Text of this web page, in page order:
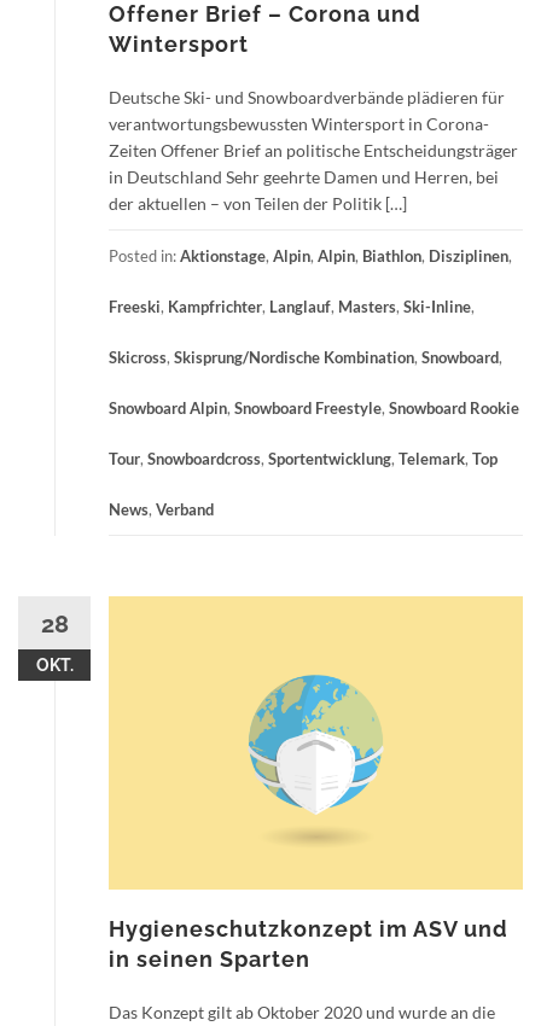
Offener Brief – Corona und
Wintersport
Deutsche Ski- und Snowboardverbände plädieren für
verantwortungsbewussten Wintersport in Corona-
Zeiten Offener Brief an politische Entscheidungsträger
in Deutschland Sehr geehrte Damen und Herren, bei
der aktuellen – von Teilen der Politik […]
Posted in:Aktionstage, Alpin, Alpin, Biathlon, Disziplinen,
Freeski, Kampfrichter, Langlauf, Masters, Ski-Inline,
Skicross, Skisprung/Nordische Kombination, Snowboard,
Snowboard Alpin, Snowboard Freestyle, Snowboard Rookie
Tour, Snowboardcross, Sportentwicklung, Telemark, Top
News, Verband
28
OKT.
Hygieneschutzkonzept im ASV und
in seinen Sparten
Das Konzept gilt ab Oktober 2020 und wurde an die